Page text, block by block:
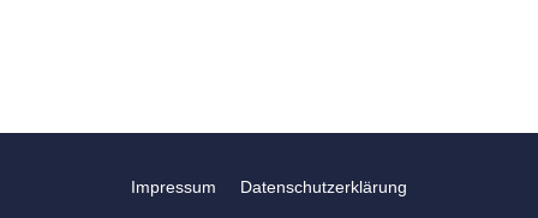
Impressum Datenschutzerklärung